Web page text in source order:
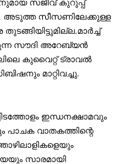
സജീവ് കുറുപ്പ്
അടുത്ത സീസണിലേക്കുള്ള
സൗദി അറേബ്യൻ
കുവൈറ്റ് ട്രാവൽ
മാറ്റിവച്ചു.
ഇന്ധനക്ഷാമവും
പാചക വാതകത്തിന്റെ
സാരമായി